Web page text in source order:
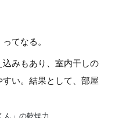
てなる。
みもあり、室内干しの
い。結果として、部屋
ん」の乾燥力